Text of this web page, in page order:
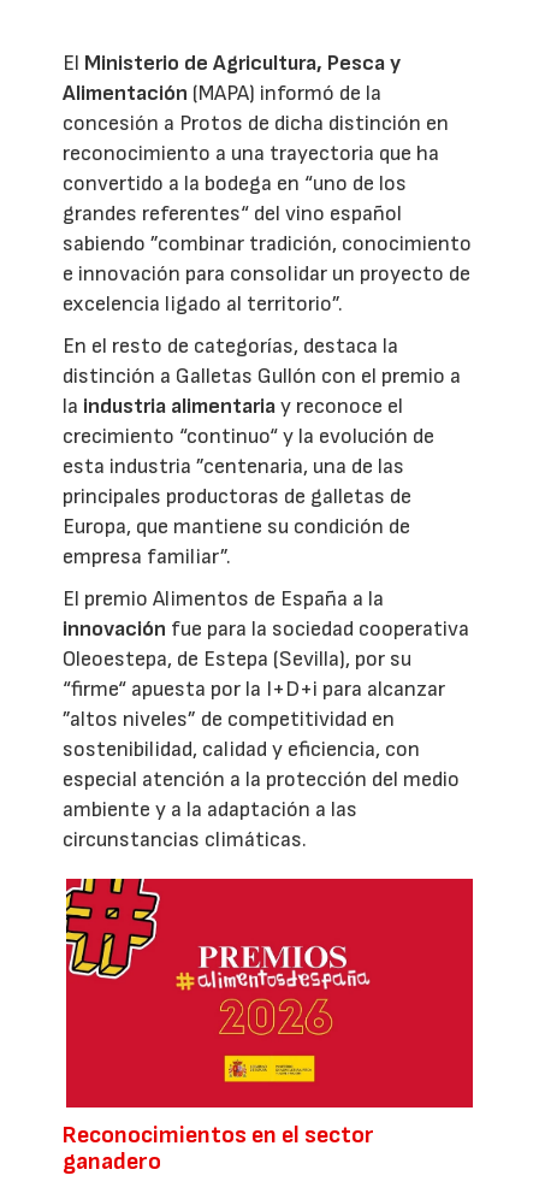
El Ministerio de Agricultura, Pesca y
Alimentación (MAPA) informó de la
concesión a Protos de dicha distinción en
reconocimiento a una trayectoria que ha
convertido a la bodega en “uno de los
grandes referentes“ del vino español
sabiendo ”combinar tradición, conocimiento
e innovación para consolidar un proyecto de
excelencia ligado al territorio”.
En el resto de categorías, destaca la
distinción a Galletas Gullón con el premio a
la industria alimentariay reconoce el
crecimiento “continuo“ y la evolución de
esta industria ”centenaria, una de las
principales productoras de galletas de
Europa, que mantiene su condición de
empresa familiar”.
El premio Alimentos de España a la
innovación fue para la sociedad cooperativa
Oleoestepa, de Estepa (Sevilla), por su
“firme“ apuesta por la I+D+i para alcanzar
”altos niveles” de competitividad en
sostenibilidad, calidad y eficiencia, con
especial atención a la protección del medio
ambiente y a la adaptación a las
circunstancias climáticas.
Reconocimientos en el sector
ganadero